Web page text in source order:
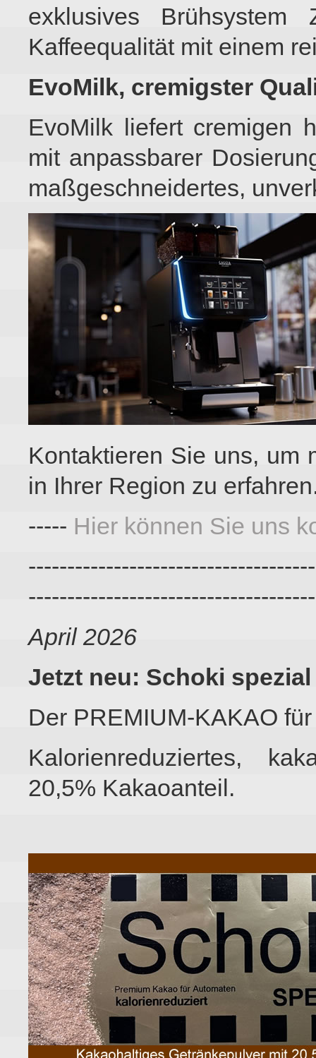
exklusives Brühsystem
Kaffeequalität mit einem
EvoMilk, cremigster
EvoMilk liefert cremigen
mit anpassbarer
maßgeschneidertes,
Kontaktieren Sie uns, um
in Ihrer Region zu
----- Hier können Sie uns
April 2026
Jetzt neu: Schoki spezial
Der PREMIUM-KAKAO
Kalorienreduziertes,
20,5% Kakaoanteil.